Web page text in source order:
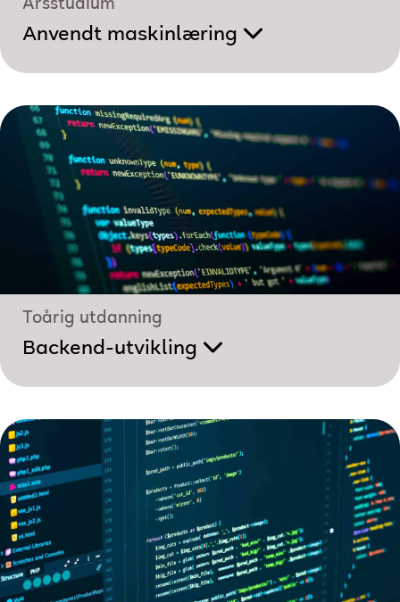
Årsstudium
Anvendt maskinlæring
Toårig utdanning
Backend-utvikling